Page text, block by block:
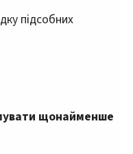
підсобних
щонайменше